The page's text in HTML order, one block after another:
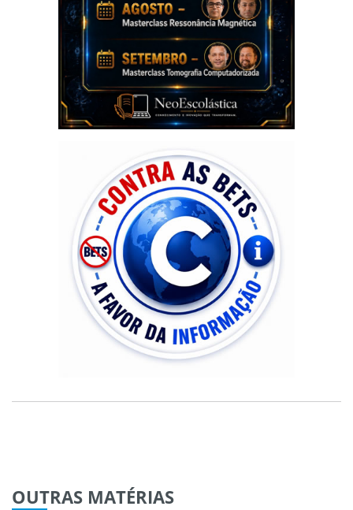
OUTRAS MATÉRIAS